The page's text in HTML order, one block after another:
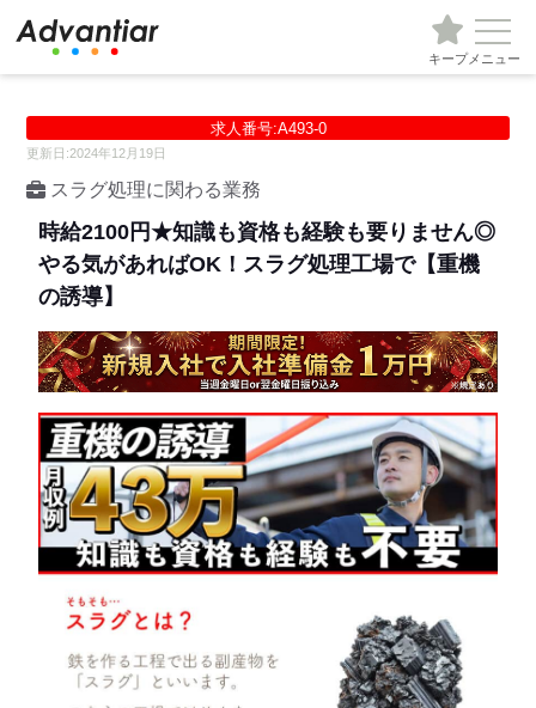
キープメニュー
求人番号:A493-0
更新日:2024年12月19日
スラグ処理に関わる業務
時給2100円★知識も資格も経験も要りません◎
やる気があればOK！スラグ処理工場で【重機
の誘導】